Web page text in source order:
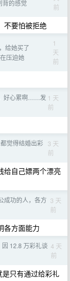
背的感觉
前
不要怕被拒绝
给她买了
压迫她
1
天
前
好心累啊……发 1 天
前
觉得结婚出彩
3 天
前
给自己嫖两个漂亮
成功的人，各方 3 天
前
各方面能力
12.8 万彩礼谈 4 天
前
只有通过给彩礼